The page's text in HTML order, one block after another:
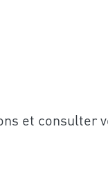
et consulter